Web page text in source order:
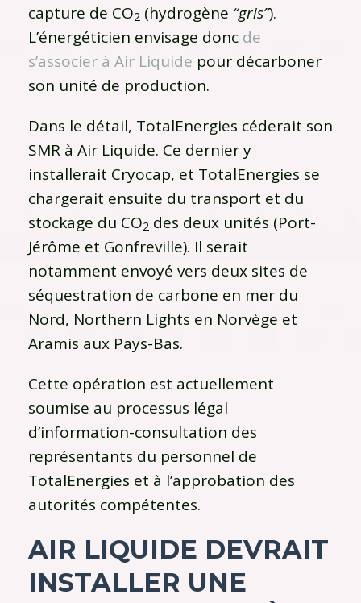
capture de CO2 (hydrogène “gris”).
L’énergéticien envisage donc de
s’associer à Air Liquide pour décarboner
son unité de production.
Dans le détail, TotalEnergies céderait son
SMR à Air Liquide. Ce dernier y
installerait Cryocap, et TotalEnergies se
chargerait ensuite du transport et du
stockage du CO2 des deux unités (Port-
Jérôme et Gonfreville). Il serait
notamment envoyé vers deux sites de
séquestration de carbone en mer du
Nord, Northern Lights en Norvège et
Aramis aux Pays-Bas.
Cette opération est actuellement
soumise au processus légal
d’information-consultation des
représentants du personnel de
TotalEnergies et à l’approbation des
autorités compétentes.
AIR LIQUIDE DEVRAIT
INSTALLER UNE